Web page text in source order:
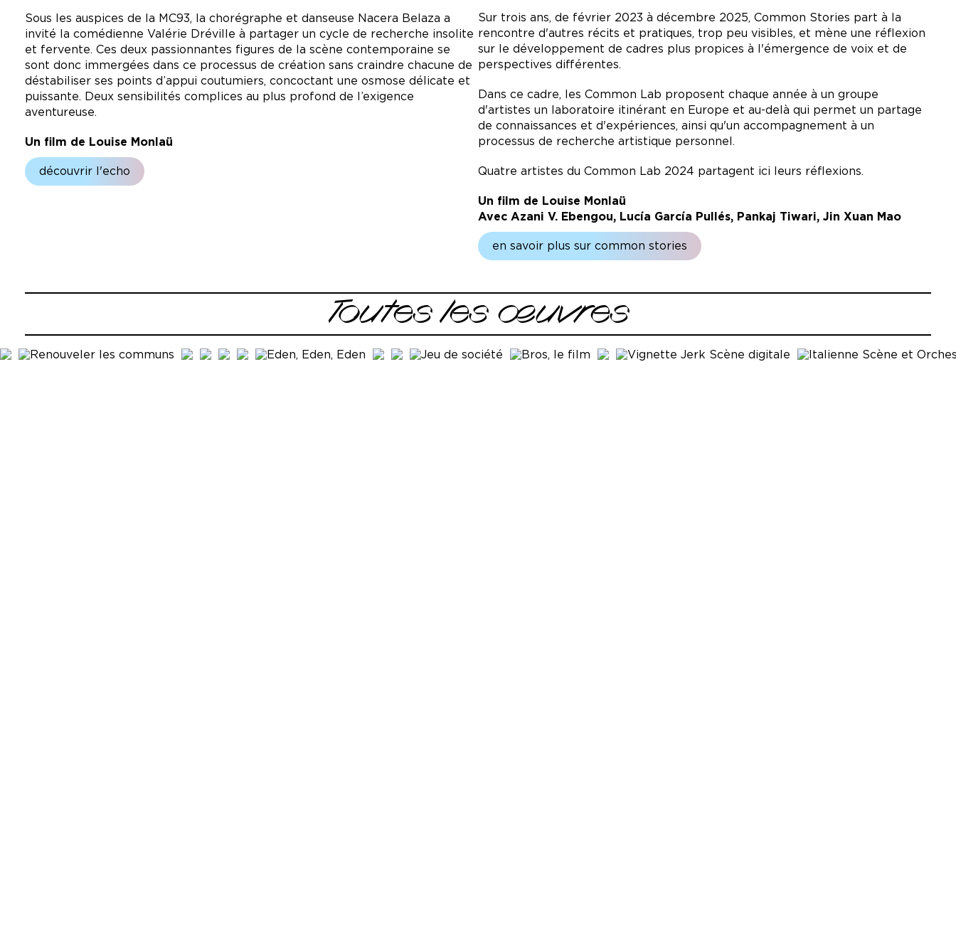
Sous les auspices de la MC93, la chorégraphe et danseuse Nacera Belaza a
invité la comédienne Valérie Dréville à partager un cycle de recherche insolite
et fervente. Ces deux passionnantes figures de la scène contemporaine se
sont donc immergées dans ce processus de création sans craindre chacune de
déstabiliser ses points d’appui coutumiers, concoctant une osmose délicate et
puissante. Deux sensibilités complices au plus profond de l’exigence
aventureuse.
Un film de Louise Monlaü
découvrir l'echo
Sur trois ans, de février 2023 à décembre 2025, Common Stories part à la
rencontre d'autres récits et pratiques, trop peu visibles, et mène une réflexion
sur le développement de cadres plus propices à l'émergence de voix et de
perspectives différentes.
Dans ce cadre, les Common Lab proposent chaque année à un groupe
d'artistes un laboratoire itinérant en Europe et au-delà qui permet un partage
de connaissances et d'expériences, ainsi qu'un accompagnement à un
processus de recherche artistique personnel.
Quatre artistes du Common Lab 2024 partagent ici leurs réflexions.
Un film de Louise Monlaü
Avec Azani V. Ebengou, Lucía García Pullés, Pankaj Tiwari, Jin Xuan Mao
en savoir plus sur common stories
Toutes les œuvres